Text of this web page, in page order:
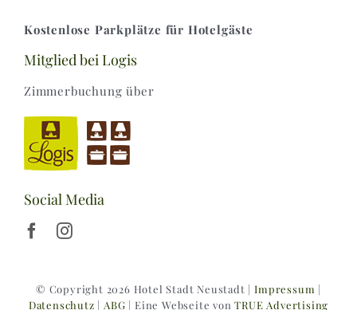
Kostenlose Parkplätze für Hotelgäste
Mitglied bei Logis
Zimmerbuchung über
Social Media
© Copyright 2026 Hotel Stadt Neustadt |Impressum |
Datenschutz |ABG | Eine Webseite vonTRUE Advertising